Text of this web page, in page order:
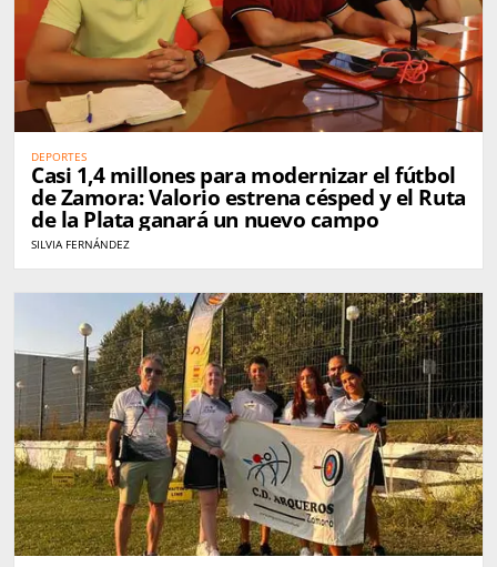
DEPORTES
Casi 1,4 millones para modernizar el fútbol
de Zamora: Valorio estrena césped y el Ruta
de la Plata ganará un nuevo campo
SILVIA FERNÁNDEZ